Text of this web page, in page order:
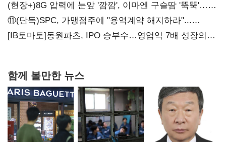
공급
(현장+)8G 압력에 눈앞 '깜깜', 이마엔 구슬땀 '뚝뚝'…
화려한 에어쇼 뒤 땀방울
⑪(단독)SPC, 가맹점주에 "용역계약 해지하라"...
내팽개친 '사회적합의'
[IB토마토]동원파츠, IPO 승부수…영업익 7배 성장의
함께 볼만한 뉴스